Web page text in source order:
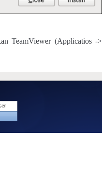
TeamViewer (Applicatios ->